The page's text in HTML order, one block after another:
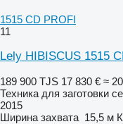
1515 CD PROFI
11
Lely HIBISCUS 1515
189 900 TJS 17 830 € ≈
Техника для заготовки
2015
Ширина захвата 15,5 м